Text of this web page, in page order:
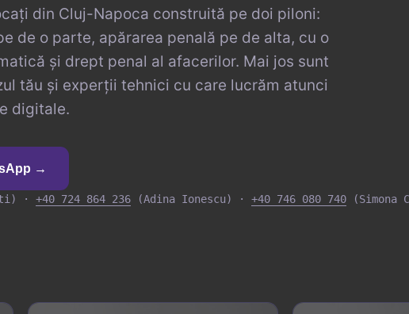
din Cluj-Napoca construită pe doi piloni:
de o parte, apărarea penală pe de alta, cu o
și drept penal al afacerilor. Mai jos sunt
tău și experții tehnici cu care lucrăm atunci
digitale.
→
· +40 724 864 236 (Adina Ionescu) · +40 746 080 740 (Simona